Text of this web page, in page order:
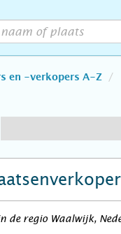
en -verkopers A-Z
de regio Waalwijk,